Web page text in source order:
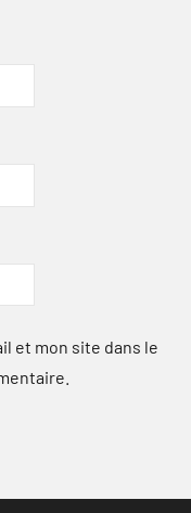
et mon site dans le